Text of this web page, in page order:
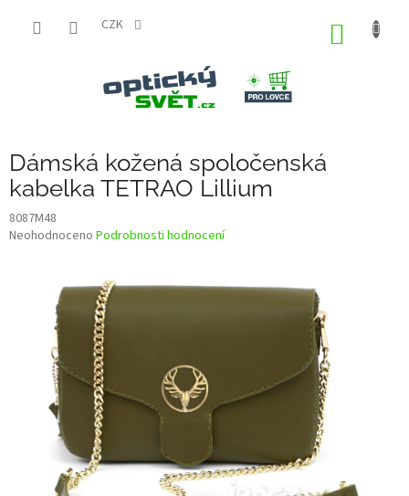
CZK
Dámská kožená spoločenská
kabelka TETRAO Lillium
8087M48
Průměrné
hvězdiček.
Neohodnoceno Podrobnosti hodnocení